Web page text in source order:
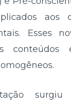
aos
Esses
conteúdos